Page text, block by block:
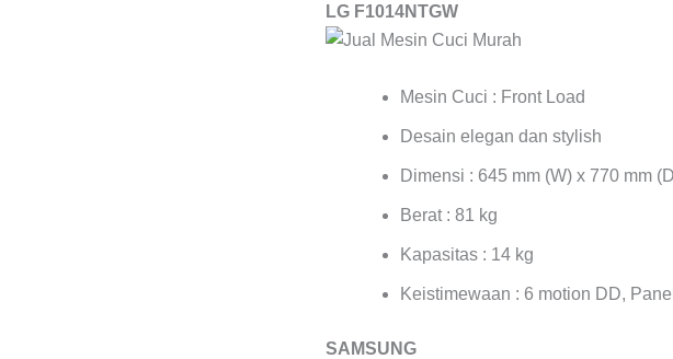
LG F1014NTGW
Mesin Cuci : Front Load
Desain elegan dan stylish
Dimensi : 645 mm (W) x 770 mm
Berat : 81 kg
Kapasitas : 14 kg
Keistimewaan : 6 motion DD,
SAMSUNG